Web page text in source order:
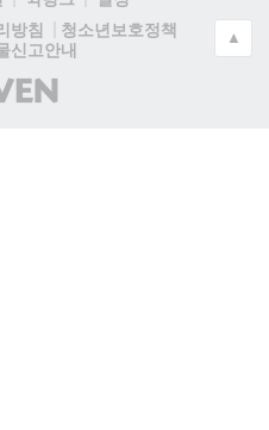
방침
청소년보호정책
신고안내
(주)
인
▲